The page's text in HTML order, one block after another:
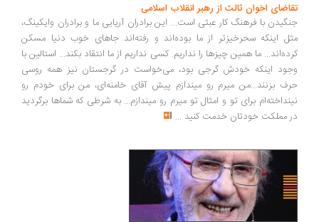
اخوان ثالث از رهبر انقلاب اسلامی
با فرهنگ کار عبثی است... این برادران آریایی ما و برادران وایکینگ،
اینکه سحرخیزتر از ما بوده‌اند و رفته‌اند جاهای خوب دنیا مسکن
ما همین چیزها را نداریم. کسی نداریم از ما انتقاد بکند... استالین با
اینکه خودش گرجی بود، می‌خواست در گرجستان نیز همه روسی
بزنند...من میرم رو میندازم پیش آقای خامنه‌ای، من برای خودم رو
برای تو و امثال تو میرم رو میندازم... به شرطی که شماها برگردید
مملکت خودتان خدمت کنید...